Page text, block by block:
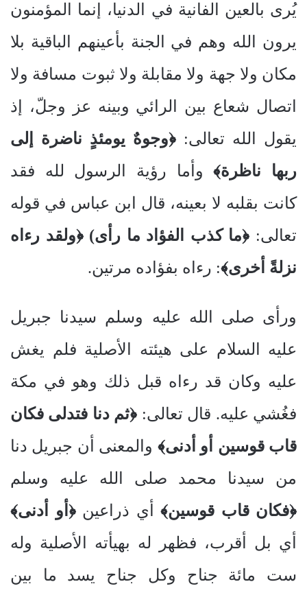
يُرى بالعين الفانية في الدنيا، إنما المؤمنون
يرون الله وهم في الجنة بأعينهم الباقية بلا
مكان ولا جهة ولا مقابلة ولا ثبوت مسافة ولا
اتصال شعاع بين الرائي وبينه عز وجلّ، إذ
يقول الله تعالى: ﴿وجوهٌ يومئذٍ ناضرة إلى
ربها ناظرة﴾وأما رؤية الرسول لله فقد
كانت بقلبه لا بعينه، قال ابن عباس في قوله
تعالى: ﴿ما كذب الفؤاد ما رأى) ﴿ولقد رءاه
نزلةً أخرى﴾: رءاه بفؤاده مرتين.
ورأى صلى الله عليه وسلم سيدنا جبريل
عليه السلام على هيئته الأصلية فلم يغش
عليه وكان قد رءاه قبل ذلك وهو في مكة
فغُشي عليه. قال تعالى: ﴿ثم دنا فتدلى فكان
قاب قوسين أو أدنى﴾ والمعنى أن جبريل دنا
من سيدنا محمد صلى الله عليه وسلم
﴿فكان قاب قوسين﴾ أي ذراعين﴿أو أدنى﴾
أي بل أقرب، فظهر له بهيأته الأصلية وله
ست مائة جناح وكل جناح يسد ما بين